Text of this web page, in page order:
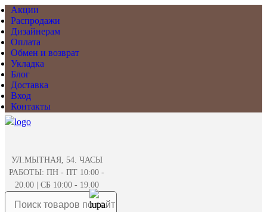
Акции
Распродажи
Дизайнерам
Оплата
Обмен и возврат
Укладка
Блог
Доставка
Вход
Контакты
УЛ.МЫТНАЯ, 54. ЧАСЫ
РАБОТЫ: ПН - ПТ 10:00 -
20.00 | СБ 10:00 - 19.00